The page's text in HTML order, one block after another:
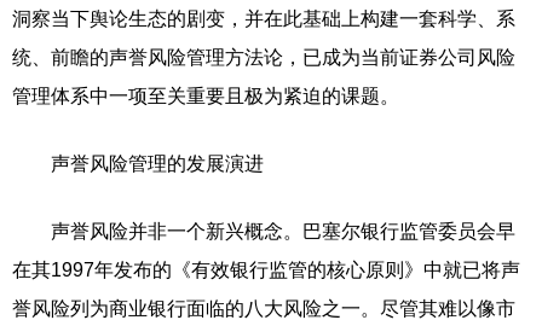
洞察当下舆论生态的剧变，并在此基础上构建一套科学、系
统、前瞻的声誉风险管理方法论，已成为当前证券公司风险
管理体系中一项至关重要且极为紧迫的课题。
声誉风险管理的发展演进
声誉风险并非一个新兴概念。巴塞尔银行监管委员会早
在其1997年发布的《有效银行监管的核心原则》中就已将声
誉风险列为商业银行面临的八大风险之一。尽管其难以像市